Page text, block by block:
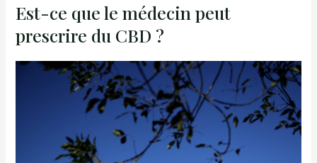
Est-ce que le médecin peut
prescrire du CBD ?